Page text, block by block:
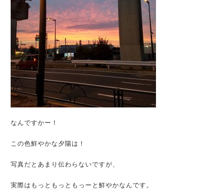
なんですかー！
この色鮮やかな夕陽は！
写真だとあまり伝わらないですが、
実際はもっともっともっーと鮮やかなんです。